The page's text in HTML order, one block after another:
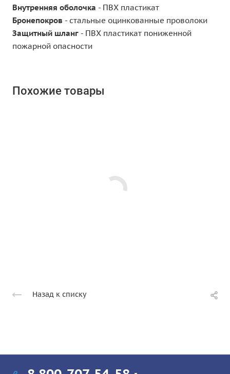
Внутренняя оболочка - ПВХ пластикат
Бронепокров - стальные оцинкованные проволоки
Защитный шланг - ПВХ пластикат пониженной
пожарной опасности
Похожие товары
Назад к списку